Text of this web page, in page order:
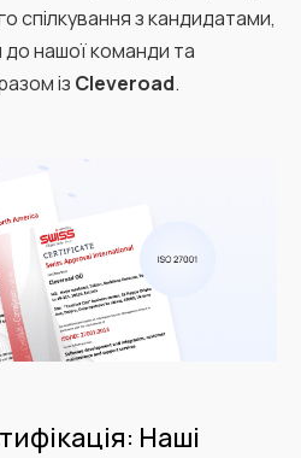
спілкування з кандидатами,
до нашої команди та
із Cleveroad.
Наші